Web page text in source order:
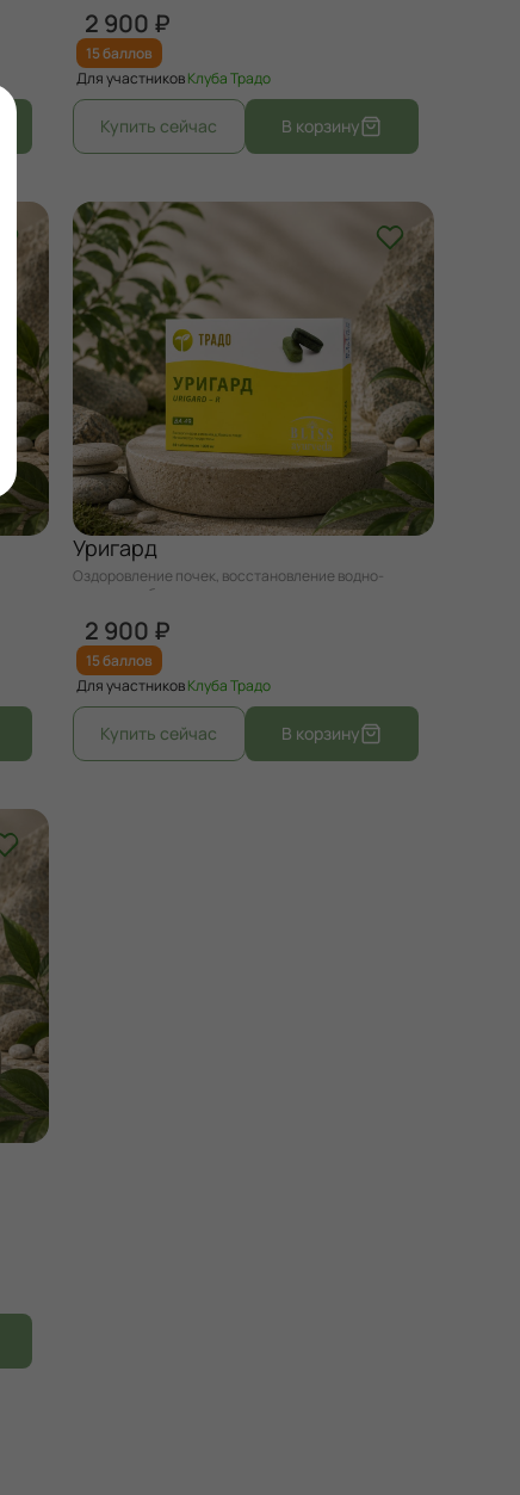
2 900 ₽
15 баллов
Для участниковКлуба Традо
Уригард
Оздоровление почек, восстановление водно-
солевого обмена.
2 900 ₽
15 баллов
Для участниковКлуба Традо